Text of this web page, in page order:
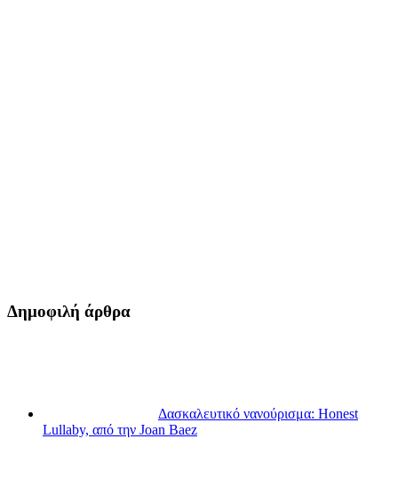
Δημοφιλή άρθρα
Δασκαλευτικό νανούρισμα: Honest
Lullaby, από την Joan Baez